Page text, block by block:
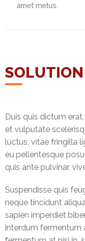
amet metus.
SOLUTION
Duis quis dictum
et vulputate
luctus, vitae fringilla
eu pellentesque
quis ante pulvinar,
Suspendisse quis
neque tincidunt
sapien imperdiet
interdum fermentum